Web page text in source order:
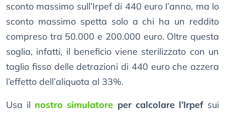
sconto massimo sull’Irpef di 440 euro l’anno, ma lo
sconto massimo spetta solo a chi ha un reddito
compreso tra 50.000 e 200.000 euro. Oltre questa
soglia, infatti, il beneficio viene sterilizzato con un
taglio fisso delle detrazioni di 440 euro che azzera
l’effetto dell’aliquota al 33%.
Usa il nostro simulatore per calcolare l’Irpefsui